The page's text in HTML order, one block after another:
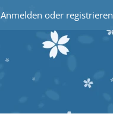
Anmelden oder registrieren